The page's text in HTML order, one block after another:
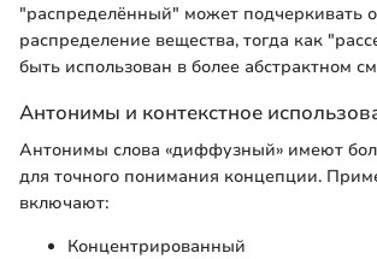
"распределённый" может подчеркивать
распределение вещества, тогда как
быть использован в более абстрактном
Антонимы и контекстное
Антонимы слова «диффузный» имеют
для точного понимания концепции.
включают:
Концентрированный